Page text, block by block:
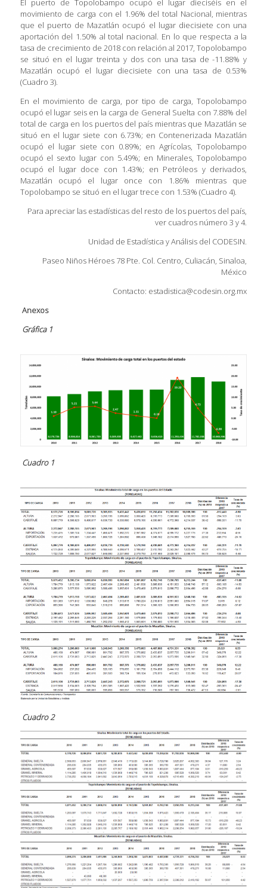
El puerto de Topolobampo ocupó el lugar dieciséis en el
movimiento de carga con el 1.96% del total Nacional, mientras
que el puerto de Mazatlán ocupó el lugar diecisiete con una
aportación del 1.50% al total nacional. En lo que respecta a la
tasa de crecimiento de 2018 con relación al 2017, Topolobampo
se situó en el lugar treinta y dos con una tasa de -11.88% y
Mazatlán ocupó el lugar diecisiete con una tasa de 0.53%
(Cuadro 3).
En el movimiento de carga, por tipo de carga, Topolobampo
ocupó el lugar seis en la carga de General Suelta con 7.88% del
total de carga en los puertos del país mientras que Mazatlán se
situó en el lugar siete con 6.73%; en Contenerizada Mazatlán
ocupó el lugar siete con 0.89%; en Agrícolas, Topolobampo
ocupó el sexto lugar con 5.49%; en Minerales, Topolobampo
ocupó el lugar doce con 1.43%; en Petróleos y derivados,
Mazatlán ocupó el lugar once con 1.86% mientras que
Topolobampo se situó en el lugar trece con 1.53% (Cuadro 4).
Para apreciar las estadísticas del resto de los puertos del país,
ver cuadros número 3 y 4.
Unidad de Estadística y Análisis del CODESIN.
Paseo Niños Héroes 78 Pte. Col. Centro, Culiacán, Sinaloa,
México
Contacto: estadistica@codesin.org.mx
Anexos
Gráfica 1
Cuadro 1
Cuadro 2